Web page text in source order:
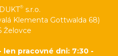
® s.r.o.
Klementa Gottwalda 68)
Želovce
pracovné dni: 7:30 -